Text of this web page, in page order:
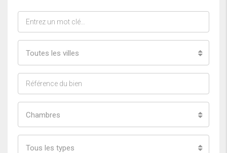
Toutes les villes
Chambres
Tous les types